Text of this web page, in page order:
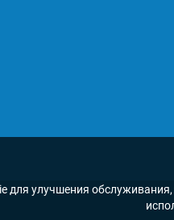
для улучшения